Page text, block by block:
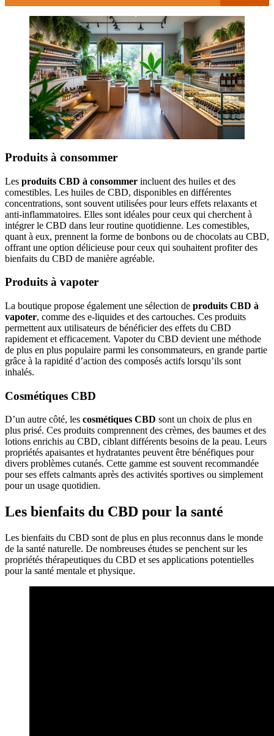
Produits à consommer
Les produits CBD à consommer incluent des huiles et des
comestibles. Les huiles de CBD, disponibles en différentes
concentrations, sont souvent utilisées pour leurs effets relaxants et
anti-inflammatoires. Elles sont idéales pour ceux qui cherchent à
intégrer le CBD dans leur routine quotidienne. Les comestibles,
quant à eux, prennent la forme de bonbons ou de chocolats au CBD,
offrant une option délicieuse pour ceux qui souhaitent profiter des
bienfaits du CBD de manière agréable.
Produits à vapoter
La boutique propose également une sélection de produits CBD à
vapoter, comme des e-liquides et des cartouches. Ces produits
permettent aux utilisateurs de bénéficier des effets du CBD
rapidement et efficacement. Vapoter du CBD devient une méthode
de plus en plus populaire parmi les consommateurs, en grande partie
grâce à la rapidité d’action des composés actifs lorsqu’ils sont
inhalés.
Cosmétiques CBD
D’un autre côté, les cosmétiques CBD sont un choix de plus en
plus prisé. Ces produits comprennent des crèmes, des baumes et des
lotions enrichis au CBD, ciblant différents besoins de la peau. Leurs
propriétés apaisantes et hydratantes peuvent être bénéfiques pour
divers problèmes cutanés. Cette gamme est souvent recommandée
pour ses effets calmants après des activités sportives ou simplement
pour un usage quotidien.
Les bienfaits du CBD pour la santé
Les bienfaits du CBD sont de plus en plus reconnus dans le monde
de la santé naturelle. De nombreuses études se penchent sur les
propriétés thérapeutiques du CBD et ses applications potentielles
pour la santé mentale et physique.